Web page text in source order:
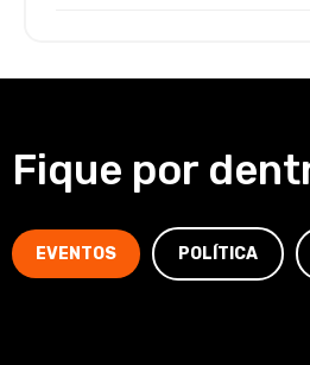
Fique por
EVENTOS POLÍTICA